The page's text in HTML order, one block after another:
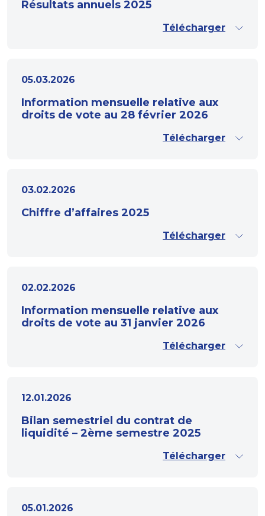
Résultats annuels 2025
Télécharger
05.03.2026
Information mensuelle relative aux
droits de vote au 28 février 2026
Télécharger
03.02.2026
Chiffre d’affaires 2025
Télécharger
02.02.2026
Information mensuelle relative aux
droits de vote au 31 janvier 2026
Télécharger
12.01.2026
Bilan semestriel du contrat de
liquidité – 2ème semestre 2025
Télécharger
05.01.2026